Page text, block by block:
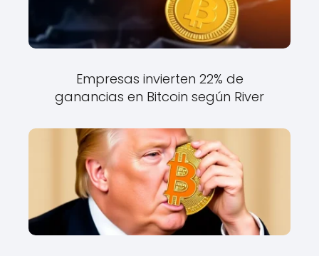
Empresas invierten 22% de
ganancias en Bitcoin según River